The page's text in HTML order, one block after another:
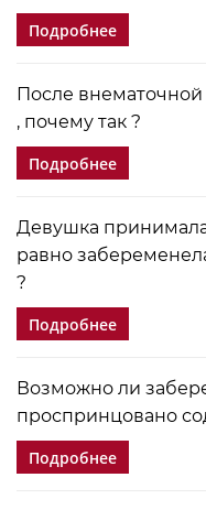
Подробнее
После внематочной
, почему так ?
Подробнее
Девушка
равно
?
Подробнее
Возможно ли
проспринцовано
Подробнее